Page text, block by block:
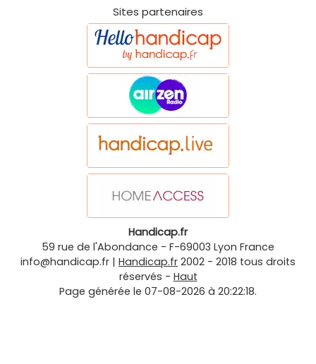
Sites partenaires
Handicap.fr
59 rue de l'Abondance - F-69003 Lyon France
info@handicap.fr | Handicap.fr 2002 - 2018 tous droits
réservés - Haut
Page générée le 07-08-2026 à 20:22:18.